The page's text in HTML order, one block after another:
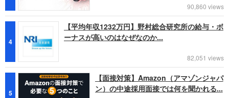
90,860 views
4
【平均年収1232万円】野村総合研究所の給与・ボ
ーナスが高いのはなぜなのか...
82,051 views
5
【面接対策】Amazon（アマゾンジャパ
ン）の中途採用面接では何を聞かれる...